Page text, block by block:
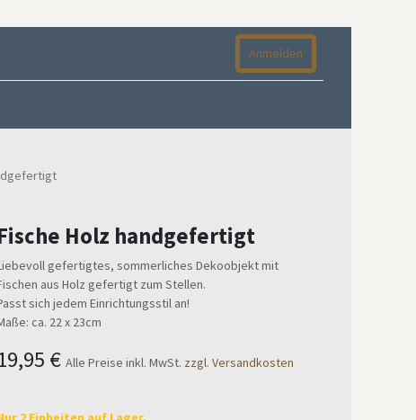
Anmelden
Holz handgefertigt
gefertigtes, sommerliches Dekoobjekt mit
aus Holz gefertigt zum Stellen.
sich jedem Einrichtungsstil an!
ca. 22 x 23cm
€ Alle Preise inkl. MwSt. zzgl. Versandkosten